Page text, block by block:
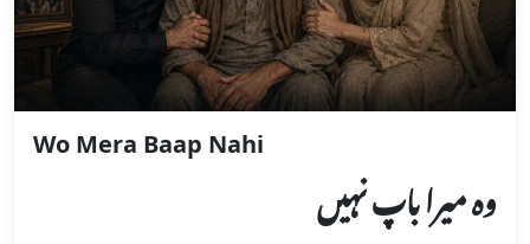
Wo Mera Baap Nahi
وہ میرا باپ نہیں